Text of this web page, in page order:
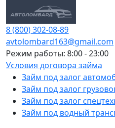
8 (800) 302-08-89
avtolombard163@gmail.com
Режим работы: 8:00 - 23:00
Условия договора займа
Займ под залог
Займ под залог
Займ под залог
Займ под водный